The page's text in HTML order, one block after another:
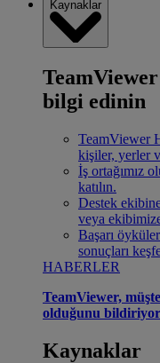
Kaynaklar
bilgi edinin
TeamViewer
kişiler, yerler
İş ortağımız
katılın.
Destek
veya
Başarı
sonuçları
HABERLER
TeamViewer,
olduğunu
Kaynaklar